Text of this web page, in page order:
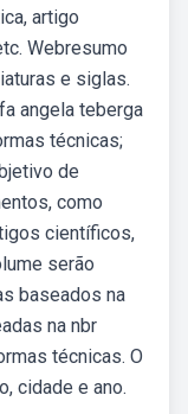
artigo
Webresumo
e siglas.
angela teberga
técnicas;
de
como
científicos,
serão
baseados na
na nbr
técnicas. O
cidade e ano.